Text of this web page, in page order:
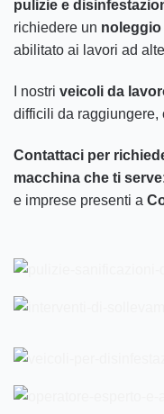
pulizie e
richiedere un noleggio
abilitato ai lavori ad
I nostri veicoli da
difficili da raggiungere,
Contattaci per
macchina che ti serve
e imprese presenti a